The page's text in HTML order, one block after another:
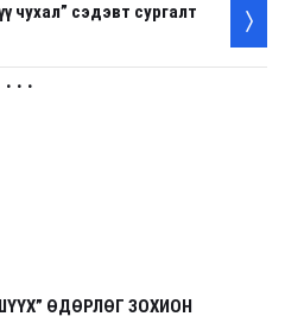
чухал” сэдэвт сургалт
. . .
ӨДӨРЛӨГ ЗОХИОН